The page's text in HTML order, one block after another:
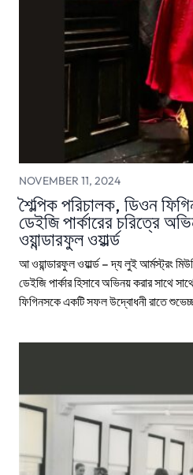
NOVEMBER 11, 2024
শৈল্পিক পরিচালক, ডিওন
ডেইজি পার্কারের চরিত্রে
ওয়ান্ডারফুল ওয়ার্ল্ড
আ ওয়ান্ডারফুল ওয়ার্ল্ড – দ্য লুই আর্মস্ট্রং
ডেইজি পার্কার হিসাবে অভিনয় করার সাথে
ফিগিনসকে একটি সফল উদ্বোধনী রাতে